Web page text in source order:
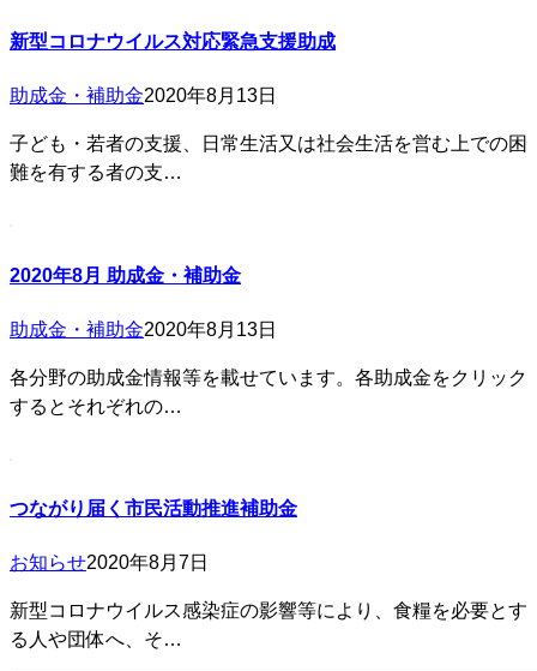
新型コロナウイルス対応緊急支援助成
助成金・補助金2020年8月13日
子ども・若者の支援、日常生活又は社会生活を営む上での困
難を有する者の支…
2020年8月 助成金・補助金
助成金・補助金2020年8月13日
各分野の助成金情報等を載せています。各助成金をクリック
するとそれぞれの…
つながり届く市民活動推進補助金
お知らせ2020年8月7日
新型コロナウイルス感染症の影響等により、食糧を必要とす
る人や団体へ、そ…